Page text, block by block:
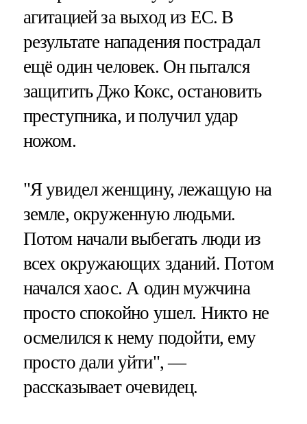
агитацией за выход из ЕС. В
результате нападения пострадал
ещё один человек. Он пытался
защитить Джо Кокс, остановить
преступника, и получил удар
ножом.
"Я увидел женщину, лежащую на
земле, окруженную людьми.
Потом начали выбегать люди из
всех окружающих зданий. Потом
начался хаос. А один мужчина
просто спокойно ушел. Никто не
осмелился к нему подойти, ему
просто дали уйти", —
рассказывает очевидец.